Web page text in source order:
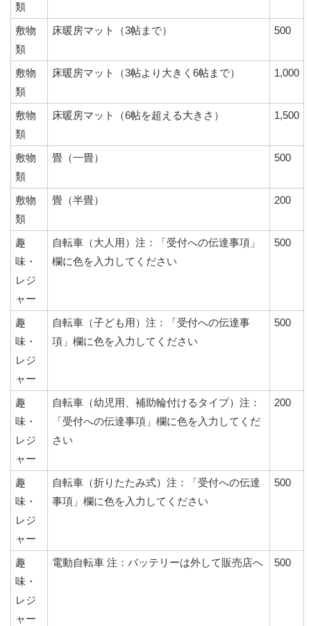
類
敷物
類
床暖房マット（3帖まで） 500
敷物
類
床暖房マット（3帖より大きく6帖まで） 1,000
敷物
類
床暖房マット（6帖を超える大きさ） 1,500
敷物
類
畳（一畳） 500
敷物
類
畳（半畳） 200
趣
味・
レジ
ャー
自転車（大人用）注：「受付への伝達事項」
欄に色を入力してください
500
趣
味・
レジ
ャー
自転車（子ども用）注：「受付への伝達事
項」欄に色を入力してください
500
趣
味・
レジ
ャー
自転車（幼児用、補助輪付けるタイプ）注：
「受付への伝達事項」欄に色を入力してくだ
さい
200
趣
味・
レジ
ャー
自転車（折りたたみ式）注：「受付への伝達
事項」欄に色を入力してください
500
趣
味・
レジ
ャー
電動自転車 注：バッテリーは外して販売店へ 500